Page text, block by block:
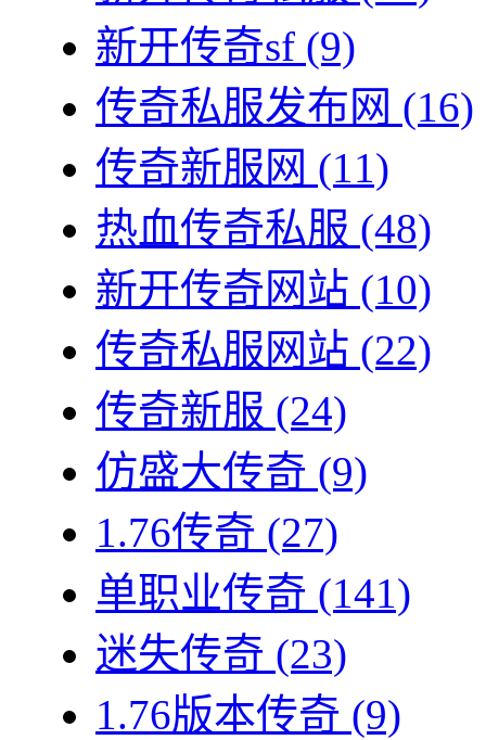
新开传奇sf (9)
传奇私服发布网 (16)
传奇新服网 (11)
热血传奇私服 (48)
新开传奇网站 (10)
传奇私服网站 (22)
传奇新服 (24)
仿盛大传奇 (9)
1.76传奇 (27)
单职业传奇 (141)
迷失传奇 (23)
1.76版本传奇 (9)